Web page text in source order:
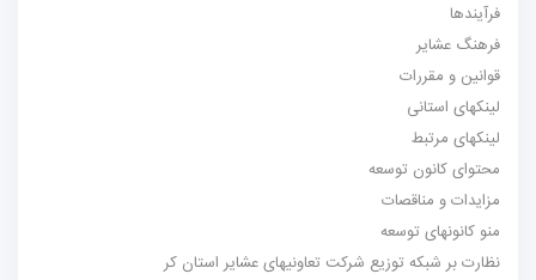
فرآیندها
فرهنگ عشایر
قوانین و مقررات
لینکهای استانی
لینکهای مرتبط
محتوای کانون توسعه
مزایدات و مناقصات
منو کانونهای توسعه
نظارت بر شبکه توزیع شرکت تعاونیهای عشایر استان کر